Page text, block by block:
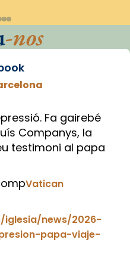
-nos
Fa gairebé
Companys, la
testimoni al papa
Vatican
iglesia/news/2026-
papa-viaje-